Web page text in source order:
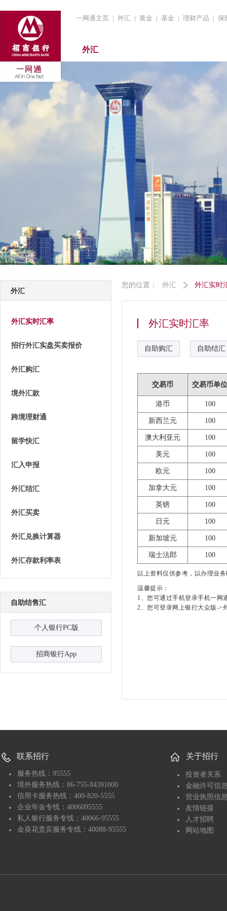
一网通主页 | 外汇 | 黄金 | 基金 | 理财产品 | 保
外汇
外汇
外汇实时汇率
招行外汇实盘买卖报价
外汇购汇
境外汇款
跨境理财通
留学快汇
汇入申报
外汇结汇
外汇买卖
外汇兑换计算器
外汇存款利率表
自助结售汇
个人银行PC版
招商银行App
您的位置： 外汇 外汇实时
外汇实时汇率
自助购汇 自助结汇
交易币 交易币单位
港币 100
新西兰元 100
澳大利亚元 100
美元 100
欧元 100
加拿大元 100
英镑 100
日元 100
新加坡元 100
瑞士法郎 100
以上资料仅供参考，以办理业
温馨提示：
1、您可通过手机登录手机一网
2、您可登录网上银行大众版->
联系招行
服务热线：95555
境外服务热线：86-755-84391000
信用卡服务热线：400-820-5555
企业年金专线：4006095555
私人银行服务专线：40066-95555
金葵花贵宾服务专线：40088-95555
关于招行
投资者关系
金融许可信
营业执照信
友情链接
人才招聘
网站地图